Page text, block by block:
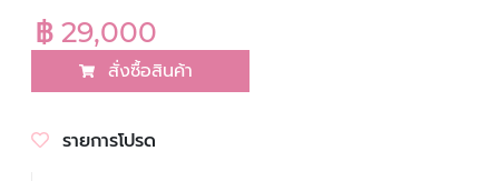
฿ 29,000
สั่งซื้อสินค้า
รายการโปรด